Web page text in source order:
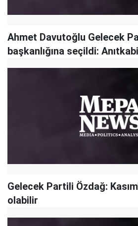
Ahmet Davutoğlu Gelecek
başkanlığına seçildi:
Gelecek Partili Özdağ:
olabilir